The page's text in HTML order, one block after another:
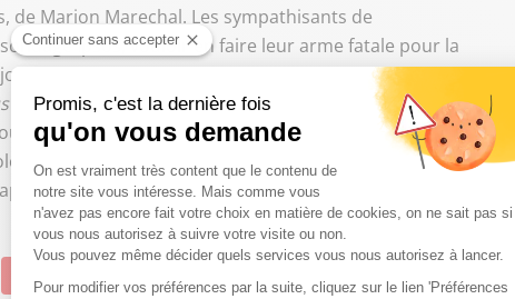
de Marion Marechal. Les sympathisants de
Ipsos, vouloir en faire leur arme fatale pour la
se divise. Certains pensent tout haut "c’est bon pour
les voix de gauche et du centre
", d’autres plus
"Macron ou le chaos" en 2022 et que surtout, la nièce
elle est plus dure que sa tante.... Mais, en terme
vite ... La recette a plutôt réussi à un certain
Suivre Sud Radio